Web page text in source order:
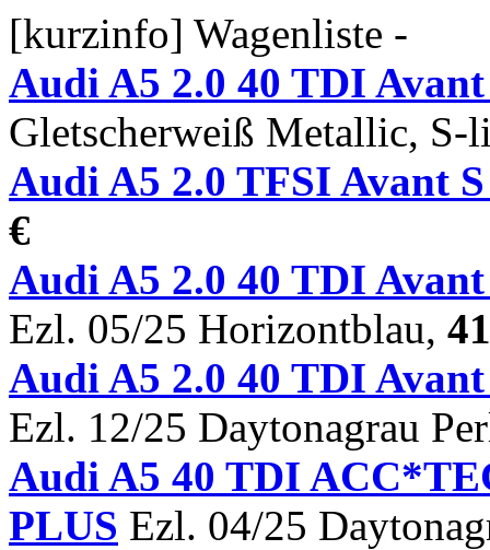
[kurzinfo] Wagenliste -
Audi A5 2.0 40 TDI
Gletscherweiß Metallic,
Audi A5 2.0 TFSI Avant
€
Audi A5 2.0 40 TDI
Ezl. 05/25 Horizontblau,
Audi A5 2.0 40 TDI
Ezl. 12/25 Daytonagrau
Audi A5 40 TDI
PLUS Ezl. 04/25